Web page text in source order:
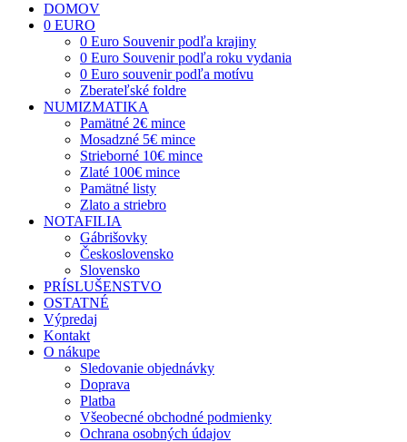
DOMOV
0 EURO
0 Euro Souvenir podľa krajiny
0 Euro Souvenir podľa roku vydania
0 Euro souvenir podľa motívu
Zberateľské foldre
NUMIZMATIKA
Pamätné 2€ mince
Mosadzné 5€ mince
Strieborné 10€ mince
Zlaté 100€ mince
Pamätné listy
Zlato a striebro
NOTAFILIA
Gábrišovky
Československo
Slovensko
PRÍSLUŠENSTVO
OSTATNÉ
Výpredaj
Kontakt
O nákupe
Sledovanie objednávky
Doprava
Platba
Všeobecné obchodné podmienky
Ochrana osobných údajov